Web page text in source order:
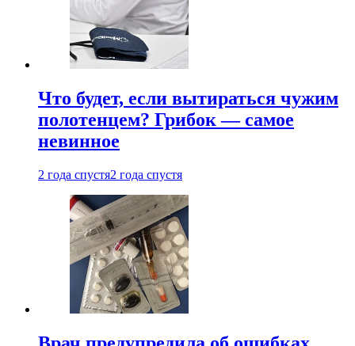
Что будет, если вытираться чужим
полотенцем? Грибок — самое
невинное
2 года спустя2 года спустя